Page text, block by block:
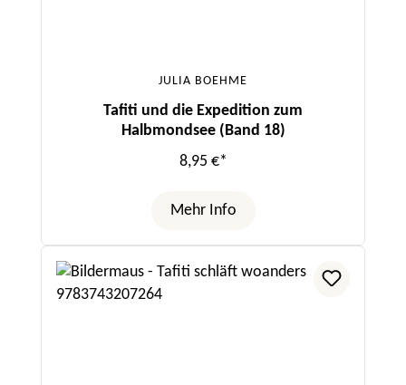
JULIA BOEHME
Tafiti und die Expedition zum
Halbmondsee (Band 18)
8,95 €*
Mehr Info